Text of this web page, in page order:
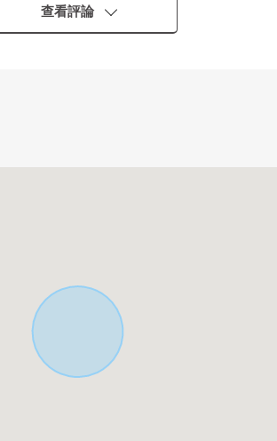
冢線"豐中"車站步行16分鐘
253.20平方公尺(2025年9月實施)
查看評論